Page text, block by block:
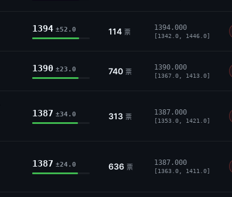
1394 ±52.0 114 票
1394.000
[1342.0, 1446.0]
1390 ±23.0 740 票
1390.000
[1367.0, 1413.0]
1387 ±34.0 313 票
1387.000
[1353.0, 1421.0]
1387 ±24.0 636 票
1387.000
[1363.0, 1411.0]